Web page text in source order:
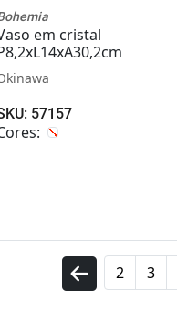
em cristal
57157
2 3